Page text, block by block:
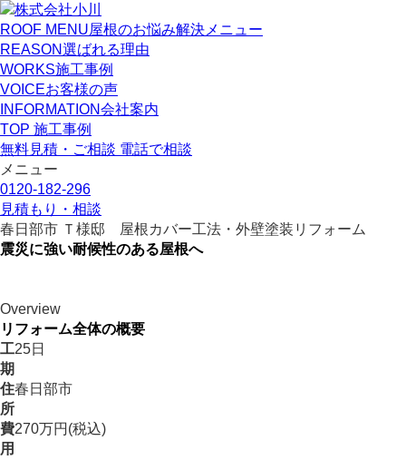
ROOF MENU屋根のお悩み解決メニュー
REASON選ばれる理由
WORKS施工事例
VOICEお客様の声
INFORMATION会社案内
TOP 施工事例
無料見積・ご相談 電話で相談
メニュー
0120-182-296
見積もり・相談
春日部市 Ｔ様邸 屋根カバー工法・外壁塗装リフォーム
震災に強い耐候性のある屋根へ
Overview
リフォーム全体の概要
工
期
25日
住
所
春日部市
費
用
270万円(税込)